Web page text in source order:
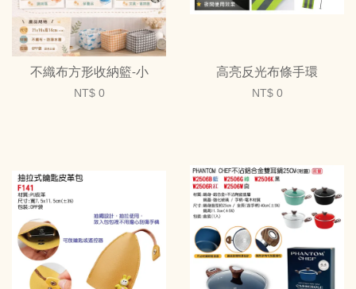
不織布方形收納籃-小
NT$ 0
高亮反光布條手環
NT$ 0